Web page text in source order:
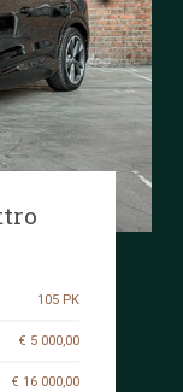
105 PK
€ 5 000,00
€ 16 000,00